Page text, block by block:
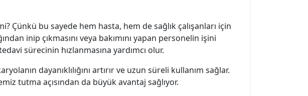
Çünkü bu sayede hem hasta, hem de sağlık çalışanları için
inip çıkmasını veya bakımını yapan personelin işini
sürecinin hızlanmasına yardımcı olur.
dayanıklılığını artırır ve uzun süreli kullanım sağlar.
tutma açısından da büyük avantaj sağlıyor.